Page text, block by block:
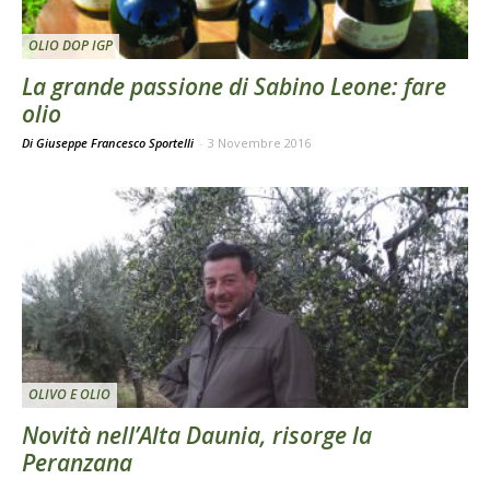
OLIO DOP IGP
La grande passione di Sabino Leone: fare
olio
Di Giuseppe Francesco Sportelli - 3 Novembre 2016
OLIVO E OLIO
Novità nell’Alta Daunia, risorge la
Peranzana